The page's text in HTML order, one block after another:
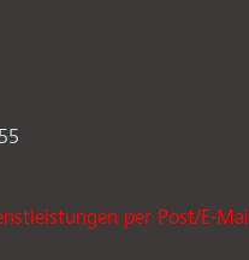
per Post/E-Mail